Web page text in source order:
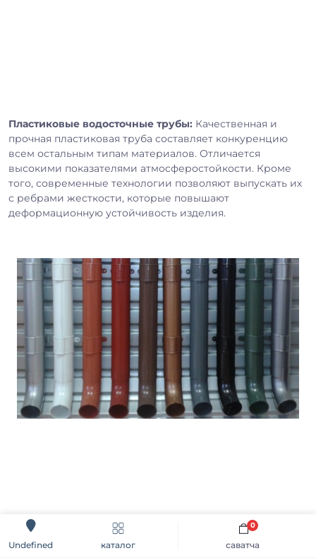
Undefined каталог саватча
0
Пластиковые водосточные трубы: Качественная и
прочная пластиковая труба составляет конкуренцию
всем остальным типам материалов. Отличается
высокими показателями атмосферостойкости. Кроме
того, современные технологии позволяют выпускать их
с ребрами жесткости, которые повышают
деформационную устойчивость изделия.